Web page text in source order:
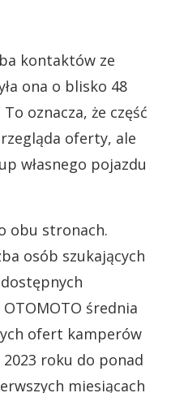
kontaktów ze
ona o blisko 48
oznacza, że część
oferty, ale
własnego pojazdu
obu stronach.
osób szukających
OTOMOTO średnia
ofert kamperów
2023 roku do ponad
miesiącach